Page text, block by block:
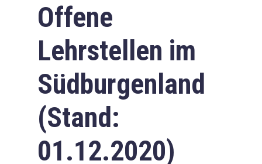
Offene
Lehrstellen im
Südburgenland
(Stand:
01.12.2020)